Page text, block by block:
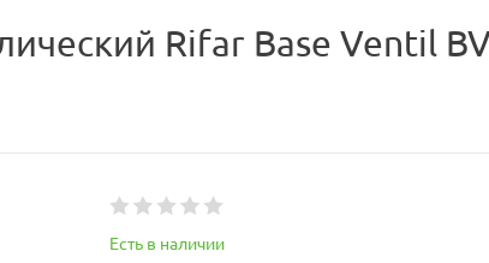
Rifar Base Ventil
Есть в наличии